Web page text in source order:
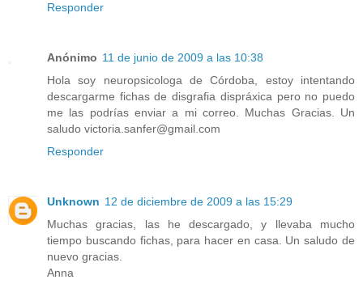
Responder
Anónimo 11 de junio de 2009 a las 10:38
Hola soy neuropsicologa de Córdoba, estoy intentando
descargarme fichas de disgrafia dispráxica pero no puedo
me las podrías enviar a mi correo. Muchas Gracias. Un
saludo victoria.sanfer@gmail.com
Responder
Unknown 12 de diciembre de 2009 a las 15:29
Muchas gracias, las he descargado, y llevaba mucho
tiempo buscando fichas, para hacer en casa. Un saludo de
nuevo gracias.
Anna